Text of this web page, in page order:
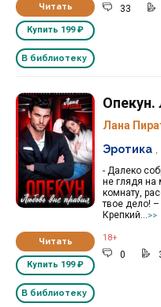
Читать
Купить 199 ₽
В библиотеку
33
Читать
Купить 199 ₽
В библиотеку
Опекун.
Лана
- Далеко
не глядя на
комнату,
твое дело!
Крепкий...
>>
Эротика
18+
0